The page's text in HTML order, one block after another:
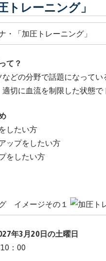
トレーニング」
・「加圧トレーニング」
て？
どの分野で話題になって
切に血流を制限した状態
したい方
ップをしたい方
をしたい方
年3月20日の土曜日
：00